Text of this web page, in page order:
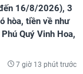
16/8/2026), 3
hòa, tiền về như
Quý Vinh Hoa,
7 giờ 13 phút trước